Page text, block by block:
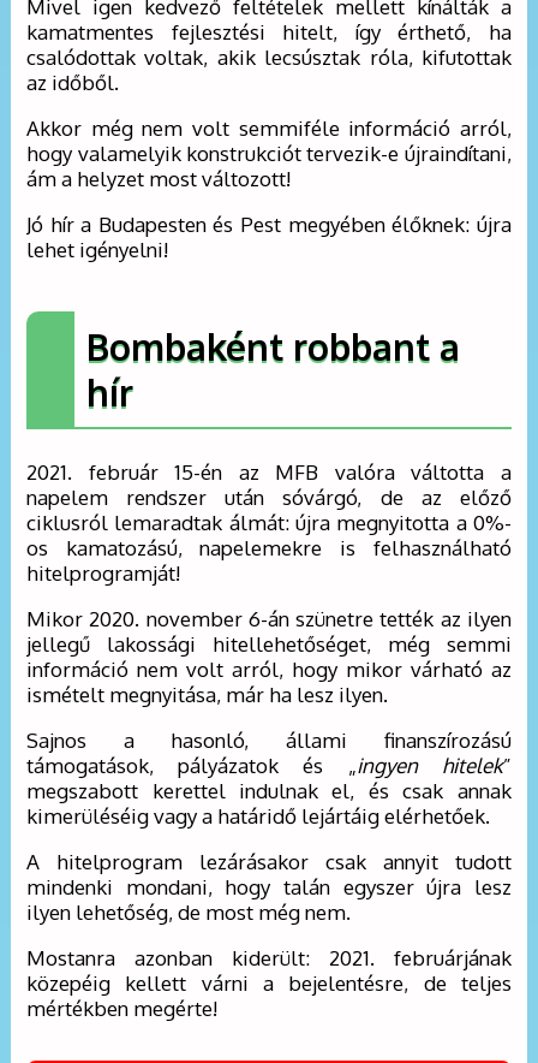
Mivel igen kedvező feltételek mellett kínálták a
kamatmentes fejlesztési hitelt, így érthető, ha
csalódottak voltak, akik lecsúsztak róla, kifutottak
az időből.
Akkor még nem volt semmiféle információ arról,
hogy valamelyik konstrukciót tervezik-e újraindítani,
ám a helyzet most változott!
Jó hír a Budapesten és Pest megyében élőknek: újra
lehet igényelni!
Bombaként robbant a
hír
2021. február 15-én az MFB valóra váltotta a
napelem rendszer után sóvárgó, de az előző
ciklusról lemaradtak álmát: újra megnyitotta a 0%-
os kamatozású, napelemekre is felhasználható
hitelprogramját!
Mikor 2020. november 6-án szünetre tették az ilyen
jellegű lakossági hitellehetőséget, még semmi
információ nem volt arról, hogy mikor várható az
ismételt megnyitása, már ha lesz ilyen.
Sajnos a hasonló, állami finanszírozású
támogatások, pályázatok és „ingyen hitelek”
megszabott kerettel indulnak el, és csak annak
kimerüléséig vagy a határidő lejártáig elérhetőek.
A hitelprogram lezárásakor csak annyit tudott
mindenki mondani, hogy talán egyszer újra lesz
ilyen lehetőség, de most még nem.
Mostanra azonban kiderült: 2021. februárjának
közepéig kellett várni a bejelentésre, de teljes
mértékben megérte!